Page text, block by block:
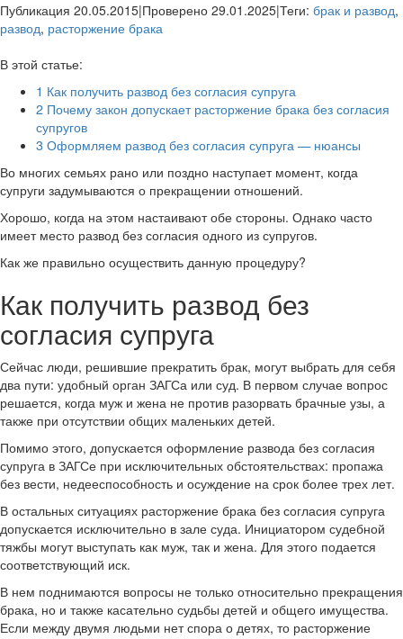
Публикация 20.05.2015|Проверено 29.01.2025|Теги: брак и развод,
развод, расторжение брака
В этой статье:
1 Как получить развод без согласия супруга
2 Почему закон допускает расторжение брака без согласия
супругов
3 Оформляем развод без согласия супруга — нюансы
Во многих семьях рано или поздно наступает момент, когда
супруги задумываются о прекращении отношений.
Хорошо, когда на этом настаивают обе стороны. Однако часто
имеет место развод без согласия одного из супругов.
Как же правильно осуществить данную процедуру?
Как получить развод без
согласия супруга
Сейчас люди, решившие прекратить брак, могут выбрать для себя
два пути: удобный орган ЗАГСа или суд. В первом случае вопрос
решается, когда муж и жена не против разорвать брачные узы, а
также при отсутствии общих маленьких детей.
Помимо этого, допускается оформление развода без согласия
супруга в ЗАГСе при исключительных обстоятельствах: пропажа
без вести, недееспособность и осуждение на срок более трех лет.
В остальных ситуациях расторжение брака без согласия супруга
допускается исключительно в зале суда. Инициатором судебной
тяжбы могут выступать как муж, так и жена. Для этого подается
соответствующий иск.
В нем поднимаются вопросы не только относительно прекращения
брака, но и также касательно судьбы детей и общего имущества.
Если между двумя людьми нет спора о детях, то расторжение